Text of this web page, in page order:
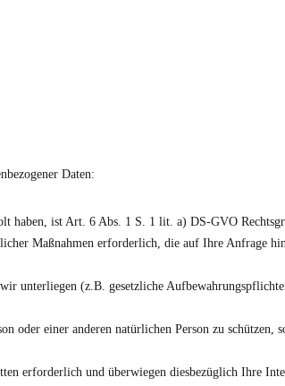
Daten:
haben, ist Art. 6 Abs. 1 S. 1 lit. a) DS-GVO
Maßnahmen erforderlich, die auf Ihre Anfrage
unterliegen (z.B. gesetzliche
oder einer anderen natürlichen Person zu schützen,
erforderlich und überwiegen diesbezüglich Ihre